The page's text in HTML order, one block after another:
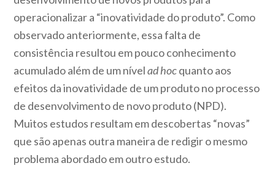
operacionalizar a “inovatividade do produto”. Como
observado anteriormente, essa falta de
consistência resultou em pouco conhecimento
acumulado além de um nívelad hocquanto aos
efeitos da inovatividade de um produto no processo
de desenvolvimento de novo produto (NPD).
Muitos estudos resultam em descobertas “novas”
que são apenas outra maneira de redigir o mesmo
problema abordado em outro estudo.